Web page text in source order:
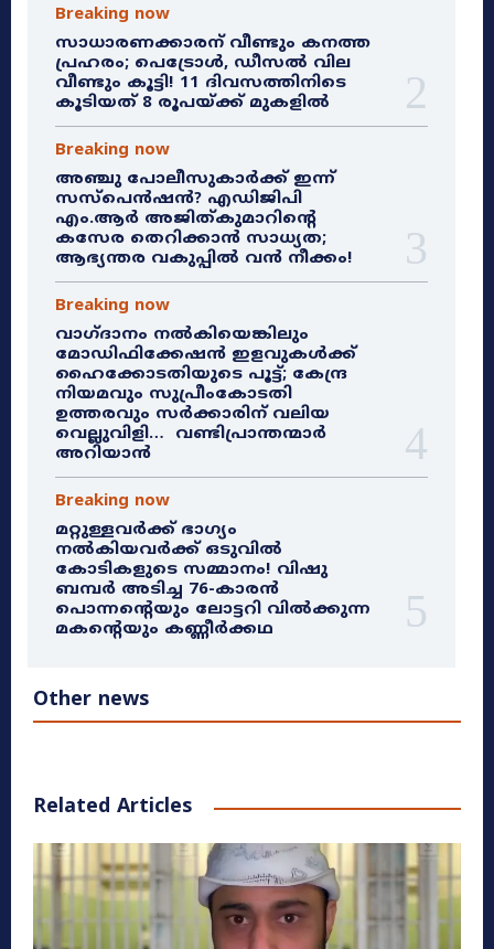
Breaking now
സാധാരണക്കാരന് വീണ്ടും കനത്ത
പ്രഹരം; പെട്രോൾ, ഡീസൽ വില
വീണ്ടും കൂട്ടി! 11 ദിവസത്തിനിടെ
കൂടിയത് 8 രൂപയ്ക്ക് മുകളിൽ
Breaking now
അഞ്ചു പോലീസുകാർക്ക് ഇന്ന്
സസ്‌പെൻഷൻ? എഡിജിപി
എം.ആർ അജിത്കുമാറിൻ്റെ
കസേര തെറിക്കാൻ സാധ്യത;
ആഭ്യന്തര വകുപ്പിൽ വൻ നീക്കം!
Breaking now
വാഗ്ദാനം നൽകിയെങ്കിലും
മോഡിഫിക്കേഷൻ ഇളവുകൾക്ക്
ഹൈക്കോടതിയുടെ പൂട്ട്; കേന്ദ്ര
നിയമവും സുപ്രീംകോടതി
ഉത്തരവും സർക്കാരിന് വലിയ
വെല്ലുവിളി… വണ്ടിപ്രാന്തന്മാർ
അറിയാൻ
Breaking now
മറ്റുള്ളവർക്ക് ഭാഗ്യം
നൽകിയവർക്ക് ഒടുവിൽ
കോടികളുടെ സമ്മാനം! വിഷു
ബമ്പർ അടിച്ച 76-കാരൻ
പൊന്നന്റെയും ലോട്ടറി വിൽക്കുന്ന
മകന്റെയും കണ്ണീർക്കഥ
Other news
Related Articles